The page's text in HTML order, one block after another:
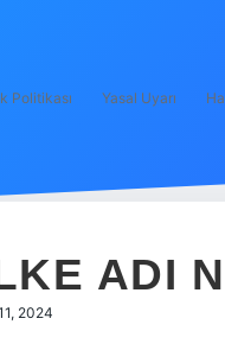
Politikası Yasal Uyarı
ADI
2024